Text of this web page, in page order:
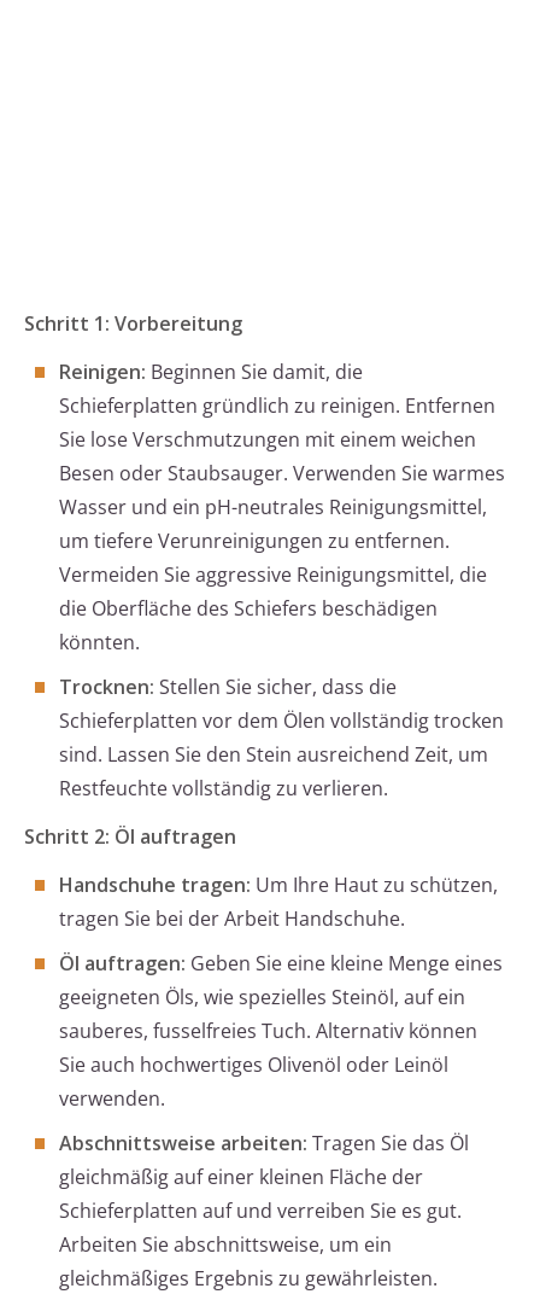
Schritt 1: Vorbereitung
Reinigen: Beginnen Sie damit, die
Schieferplatten gründlich zu reinigen. Entfernen
Sie lose Verschmutzungen mit einem weichen
Besen oder Staubsauger. Verwenden Sie warmes
Wasser und ein pH-neutrales Reinigungsmittel,
um tiefere Verunreinigungen zu entfernen.
Vermeiden Sie aggressive Reinigungsmittel, die
die Oberfläche des Schiefers beschädigen
könnten.
Trocknen: Stellen Sie sicher, dass die
Schieferplatten vor dem Ölen vollständig trocken
sind. Lassen Sie den Stein ausreichend Zeit, um
Restfeuchte vollständig zu verlieren.
Schritt 2: Öl auftragen
Handschuhe tragen: Um Ihre Haut zu schützen,
tragen Sie bei der Arbeit Handschuhe.
Öl auftragen: Geben Sie eine kleine Menge eines
geeigneten Öls, wie spezielles Steinöl, auf ein
sauberes, fusselfreies Tuch. Alternativ können
Sie auch hochwertiges Olivenöl oder Leinöl
verwenden.
Abschnittsweise arbeiten: Tragen Sie das Öl
gleichmäßig auf einer kleinen Fläche der
Schieferplatten auf und verreiben Sie es gut.
Arbeiten Sie abschnittsweise, um ein
gleichmäßiges Ergebnis zu gewährleisten.